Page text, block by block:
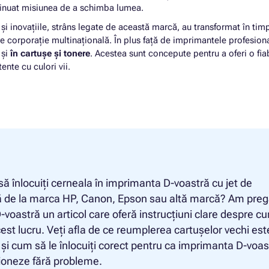
F390
DESKJET F390 SERIES
F394
F4100
F4100 SERIES
F4135
Cartus HP OFFICEJET J5500
Cartus HP OFFICEJET J5520
Cartus HP PSC 1400
Cartus HP PSC 1400 SERIES
misiunea de a schimba lumea.
inovațiile, strâns legate de această marcă, au transformat în
corporație multinațională. În plus față de imprimantele
șiîn cartușe și tonere. Acestea sunt concepute pentru a oferi o
cu culori vii.
înlocuiți cerneala în imprimanta D-voastră cu jet de
de la marca HP, Canon, Epson sau altă marcă? Am
voastră un articol care oferă instrucțiuni clare despre
lucru. Veți afla de ce reumplerea cartușelor vechi
cum să le înlocuiți corect pentru ca imprimanta D-
fără probleme.